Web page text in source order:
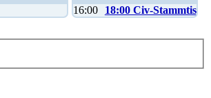
16:00
18:00 Civ-Stammtisch